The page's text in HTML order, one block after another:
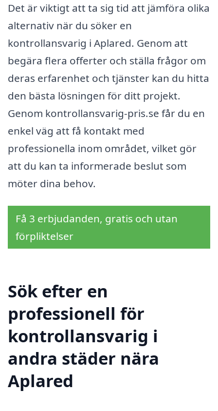
Det är viktigt att ta sig tid att jämföra olika
alternativ när du söker en
kontrollansvarig i Aplared. Genom att
begära flera offerter och ställa frågor om
deras erfarenhet och tjänster kan du hitta
den bästa lösningen för ditt projekt.
Genom kontrollansvarig-pris.se får du en
enkel väg att få kontakt med
professionella inom området, vilket gör
att du kan ta informerade beslut som
möter dina behov.
Få 3 erbjudanden, gratis och utan
förpliktelser
Sök efter en
professionell för
kontrollansvarig i
andra städer nära
Aplared